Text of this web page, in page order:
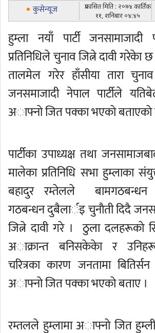
कुसेन्यूज
प्रकासित मिति : २०७४ कार्तिक
११, शनिबार ०४:४५
हुम्ला नयाँ पार्टी जनसामाजादी
प्रतिनिधिले चुनाव जित्ने दावी
तालमेल गरेर हाँसीया तारा
जनसमाजादी नेपाल पार्टीले
अाफ्नाे जित पक्का भएकाे बताएकाे
पार्टीका उपाध्यक्ष तथा
मालेका प्रतिनिधि सभा हुम्लाका
बहादुर रम्तेलले बामगठबन्धन
गठबन्धन दुबैलार्इ चुनाैती दिदै
जित्ने दावी गरे । ठुला दलहरूकाे
अाक्रान्त बनिसकेकेा र
चरित्रका कारण जनतामा
अाफ्नाे जित पक्का भएकाे बताए ।
रम्तलले हुम्लामा अाफ्नाे जित